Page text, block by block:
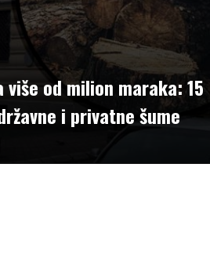
više od milion maraka: 15
i privatne šume